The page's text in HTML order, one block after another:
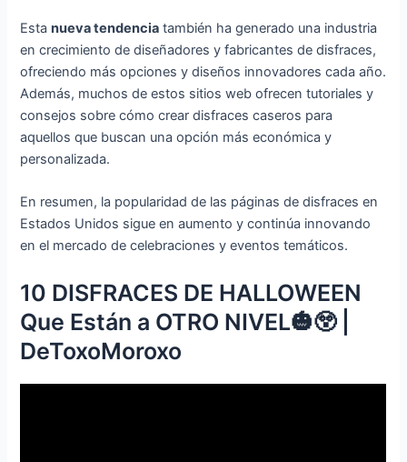
Estanueva tendencia también ha generado una industria
en crecimiento de diseñadores y fabricantes de disfraces,
ofreciendo más opciones y diseños innovadores cada año.
Además, muchos de estos sitios web ofrecen tutoriales y
consejos sobre cómo crear disfraces caseros para
aquellos que buscan una opción más económica y
personalizada.
En resumen, la popularidad de las páginas de disfraces en
Estados Unidos sigue en aumento y continúa innovando
en el mercado de celebraciones y eventos temáticos.
10 DISFRACES DE HALLOWEEN
Que Están a OTRO NIVEL🎃😲 |
DeToxoMoroxo